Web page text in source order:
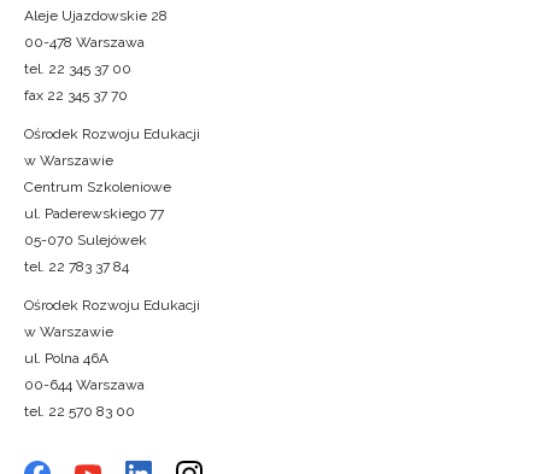
Aleje Ujazdowskie 28
00-478 Warszawa
tel. 22 345 37 00
fax 22 345 37 70
Ośrodek Rozwoju Edukacji
w Warszawie
Centrum Szkoleniowe
ul. Paderewskiego 77
05-070 Sulejówek
tel. 22 783 37 84
Ośrodek Rozwoju Edukacji
w Warszawie
ul. Polna 46A
00-644 Warszawa
tel. 22 570 83 00